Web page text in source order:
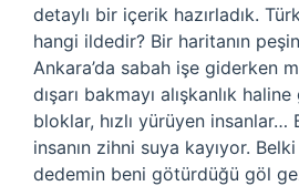
detaylı bir içerik hazırladık.
hangi ildedir? Bir haritanın
Ankara’da sabah işe giderken
dışarı bakmayı alışkanlık
bloklar, hızlı yürüyen
insanın zihni suya kayıyor.
dedemin beni götürdüğü göl